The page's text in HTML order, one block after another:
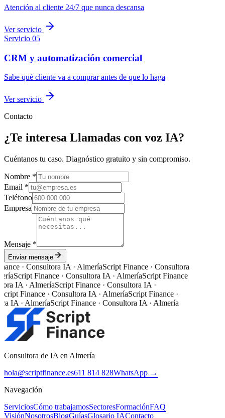
Atención al cliente 24/7 que nunca descansa
Ver servicio
Servicio 05
CRM y automatización comercial
Sabe qué cliente va a comprar antes de que lo haga
Ver servicio
Contacto
¿Te interesa Llamadas con voz IA?
Cuéntanos tu caso. Diagnóstico gratuito y sin compromiso.
Nombre *
Email *
Teléfono
Empresa
Mensaje *
Enviar mensaje
· Consultora IA · AlmeríaScript Finance · Consultora
Script Finance · Consultora IA · AlmeríaScript Finance
IA · AlmeríaScript Finance · Consultora IA ·
Finance · Consultora IA · AlmeríaScript Finance ·
IA · AlmeríaScript Finance · Consultora IA · Almería
Consultora de IA en Almería
hola@scriptfinance.es611 814 828WhatsApp →
Navegación
ServiciosCómo trabajamosSectoresFormaciónFAQ
VisiónNosotrosBlogGuíasGlosario IAContacto